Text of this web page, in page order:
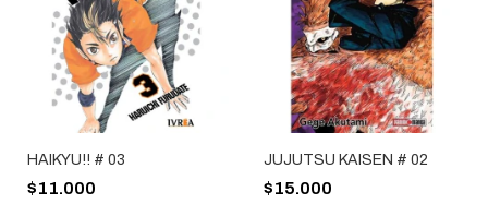
HAIKYU!! # 03
$11.000
JUJUTSU KAISEN # 02
$15.000